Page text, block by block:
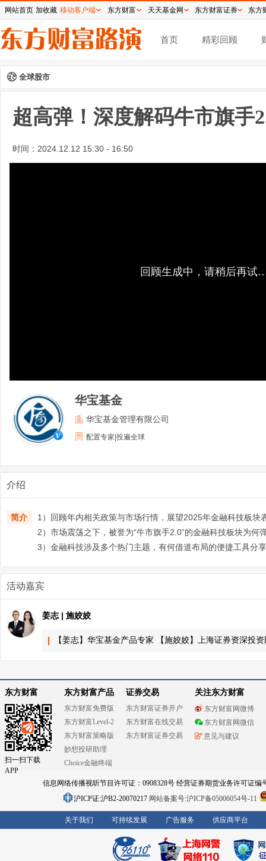
首页 精彩回顾
全球股市
超高弹！深度解码牛市旗手
时间： 2024.12.12 15:30 - 16:50
回顾生成中，请稍后再试
华宝基金
华宝基金管理有限公司
配置专家|投遍全球
介绍
简介
1）回顾年内相关政策与市场行情，展望2025年金融科技板块
2）市场震荡之下，被誉为“牛市旗手2.0”的金融科技板块为何
3）金融科技涉及多个热门主题，有何借道布局的便捷工具分
活动嘉宾
姜志 | 施姣姣
【姜志】华宝基金产品专家 【施姣姣】上海证券资深投
东方财富
扫一扫下载
APP
东方财富产品
东方财富免费版
东方财富Level-2
东方财富策略版
妙想投研助理
Choice金融终端
证券交易
东方财富证券开户
东方财富在线交易
东方财富证券交易
关注东方财富
东方财富网微博
东方财富网微信
意见与建议
信息网络传播视听节目许可证：0908328号 经营证券期货业务许可证编
沪ICP证:沪B2-20070217 网站备案号:沪ICP备05006054号-11
关于我们 可持续发展 广告服务 供应商平台
网站首页 加收藏 移动客户端 东方财富 天天基金网 东方财富证券 东方